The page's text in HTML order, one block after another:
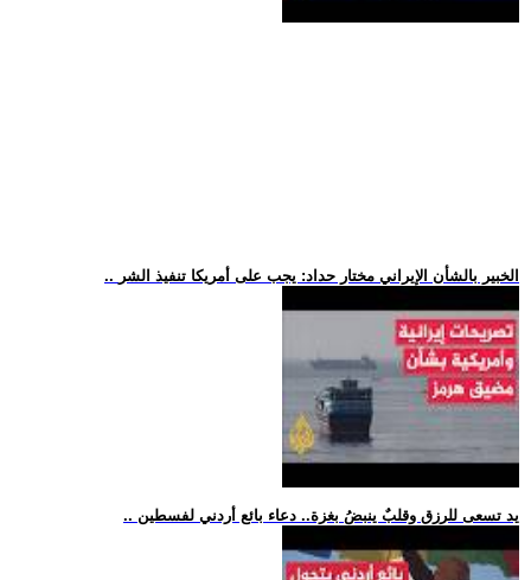
.. الخبير بالشأن الإيراني مختار حداد: يجب على أمريكا تنفيذ الشر
.. يد تسعى للرزق وقلبٌ ينبضُ بغزة.. دعاء بائع أردني لفسطين